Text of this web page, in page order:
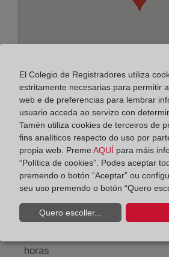
Enderezo:
Avda. de la Unión, 46 - 1ª pl.,
Horario:
De lunes a viernes de 09:00 a
Agosto: De lunes a viernes de
horas
El Colegio de Registradores utiliza
estritamente necesarias para permitir
web e de preferencias para lembrar
usuario acceda ao servizo con
Tamén utiliza cookies de terceiros de
fins analíticos respecto do uso por
propia web. Preme AQUÍ para máis
“Política de cookies”. Podes aceptar
premendo o botón “Aceptar” ou
seu uso premendo o botón “Quero
Quero escoller...